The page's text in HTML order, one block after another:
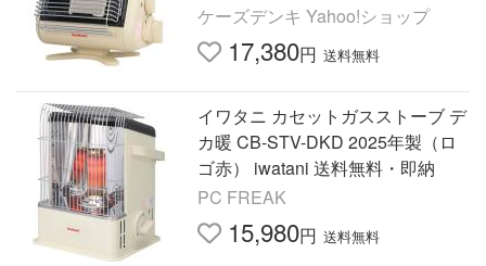
ケーズデンキ Yahoo!ショップ
17,380円 送料無料
イワタニ カセットガスストーブ デ
カ暖 CB-STV-DKD 2025年製（ロ
ゴ赤） iwatani 送料無料・即納
PC FREAK
15,980円 送料無料